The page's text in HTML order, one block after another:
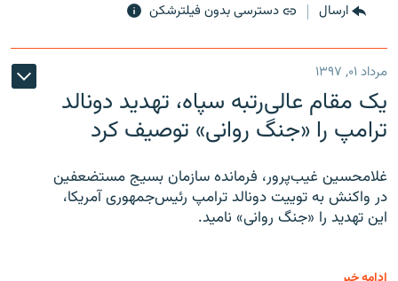
ارسال دسترسی بدون فیلترشکن
مرداد ۰۱, ۱۳۹۷
یک مقام عالی‌رتبه سپاه، تهدید دونالد
ترامپ را «جنگ روانی» توصیف کرد
غلامحسین غیب‌پرور، فرمانده سازمان بسیج مستضعفین
در واکنش به توییت دونالد ترامپ رئیس‌جمهوری آمریکا،
این تهدید را «جنگ روانی» نامید.